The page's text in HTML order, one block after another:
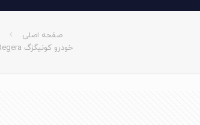
صفحه اصلی
خودرو کونیگزگ Regera اتوماتیک سال 2016